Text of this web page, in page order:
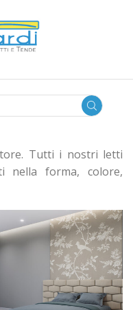
Tutti i nostri letti
nella forma, colore,